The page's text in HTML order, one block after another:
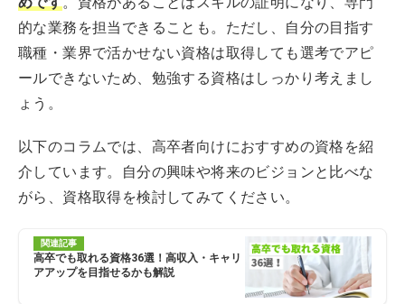
的な業務を担当できることも。ただし、自分の目指す
職種・業界で活かせない資格は取得しても選考でアピ
ールできないため、勉強する資格はしっかり考えまし
ょう。
以下のコラムでは、高卒者向けにおすすめの資格を紹
介しています。自分の興味や将来のビジョンと比べな
がら、資格取得を検討してみてください。
関連記事
高卒でも取れる資格36選！高収入・キャリ
アアップを目指せるかも解説